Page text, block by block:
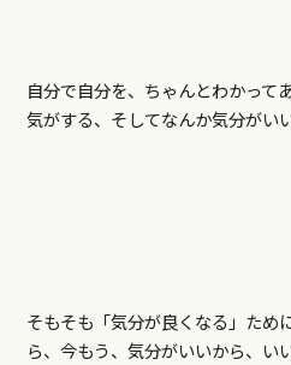
自分で自分を、ちゃんとわかって
気がする、そしてなんか気分がいい
そもそも「気分が良くなる」ため
ら、今もう、気分がいいから、い